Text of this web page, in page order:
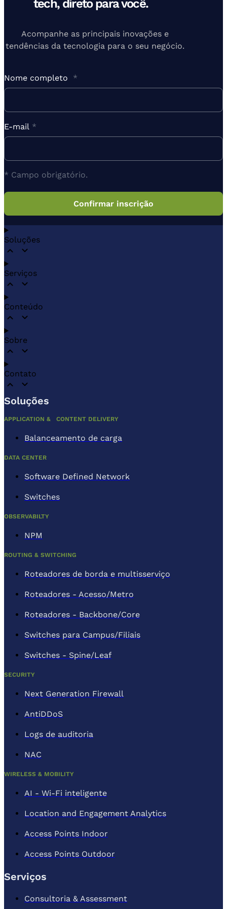
tech, direto para você.
Acompanhe as principais inovações e
tendências da tecnologia para o seu negócio.
Nome completo *
E-mail *
* Campo obrigatório.
Soluções
Serviços
Conteúdo
Sobre
Contato
Soluções
APPLICATION & CONTENT DELIVERY
Balanceamento de carga
DATA CENTER
Software Defined Network
Switches
OBSERVABILTY
NPM
ROUTING & SWITCHING
Roteadores de borda e multisserviço
Roteadores - Acesso/Metro
Roteadores - Backbone/Core
Switches para Campus/Filiais
Switches - Spine/Leaf
SECURITY
Next Generation Firewall
AntiDDoS
Logs de auditoria
NAC
WIRELESS & MOBILITY
AI - Wi-Fi inteligente
Location and Engagement Analytics
Access Points Indoor
Access Points Outdoor
Serviços
Consultoria & Assessment